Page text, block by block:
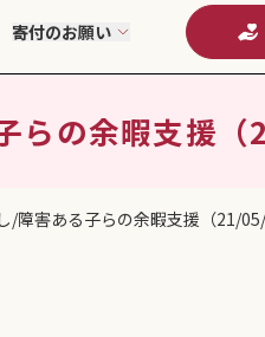
寄付のお願い
らの余暇支援（
/障害ある子らの余暇支援（21/05/